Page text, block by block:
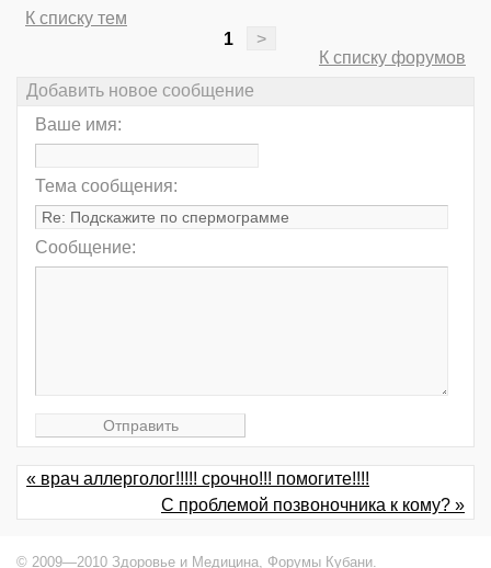
К списку тем
1
>
К списку форумов
Добавить новое сообщение
Ваше имя:
Тема сообщения:
Сообщение:
« врач аллерголог!!!!! срочно!!! помогите!!!!
С проблемой позвоночника к кому? »
© 2009—2010 Здоровье и Медицина, Форумы Кубани.